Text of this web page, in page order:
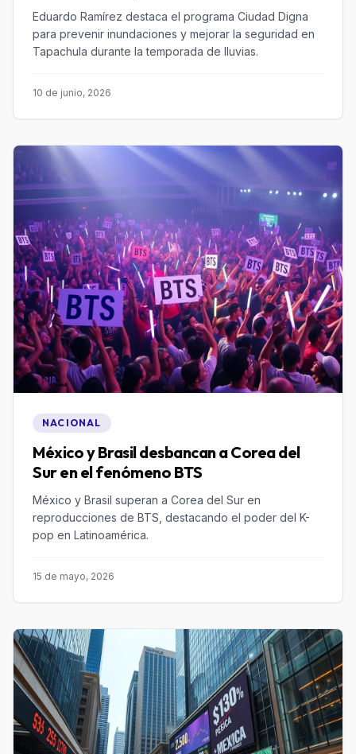
Eduardo Ramírez destaca el programa Ciudad Digna
para prevenir inundaciones y mejorar la seguridad en
Tapachula durante la temporada de lluvias.
10 de junio, 2026
NACIONAL
México y Brasil desbancan a Corea del
Sur en el fenómeno BTS
México y Brasil superan a Corea del Sur en
reproducciones de BTS, destacando el poder del K-
pop en Latinoamérica.
15 de mayo, 2026